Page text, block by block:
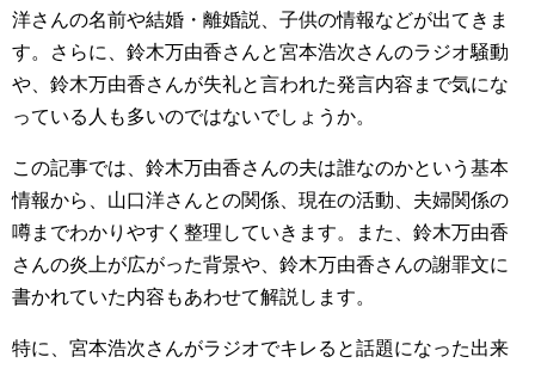
洋さんの名前や結婚・離婚説、子供の情報などが出てきま
す。さらに、鈴木万由香さんと宮本浩次さんのラジオ騒動
や、鈴木万由香さんが失礼と言われた発言内容まで気にな
っている人も多いのではないでしょうか。
この記事では、鈴木万由香さんの夫は誰なのかという基本
情報から、山口洋さんとの関係、現在の活動、夫婦関係の
噂までわかりやすく整理していきます。また、鈴木万由香
さんの炎上が広がった背景や、鈴木万由香さんの謝罪文に
書かれていた内容もあわせて解説します。
特に、宮本浩次さんがラジオでキレると話題になった出来